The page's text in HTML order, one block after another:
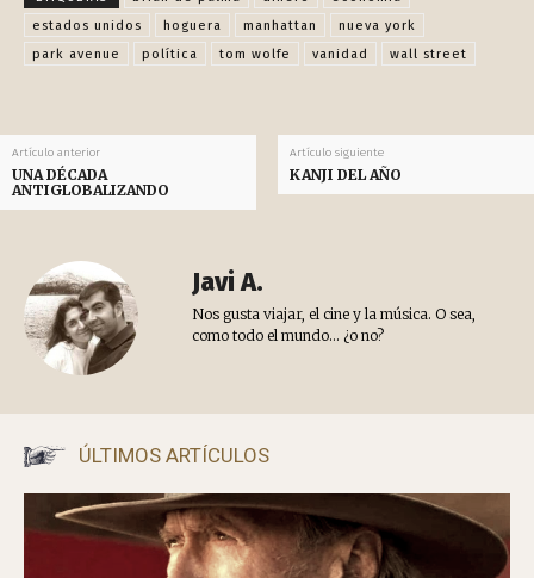
Facebook X Pinterest WhatsApp
estados unidos
hoguera manhattan
nueva york
park avenue
vanidad
Artículo anterior
UNA DÉCADA
ANTIGLOBALIZANDO
como todo el mundo... ¿o no?
ÚLTIMOS ARTÍCULOS